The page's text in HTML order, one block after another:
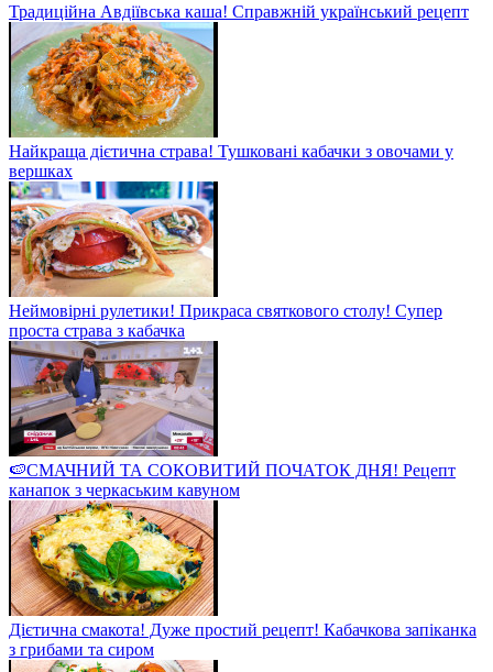
Традиційна Авдіївська каша! Справжній український рецепт
Найкраща дієтична страва! Тушковані кабачки з овочами у
вершках
Неймовірні рулетики! Прикраса святкового столу! Супер
проста страва з кабачка
🍉СМАЧНИЙ ТА СОКОВИТИЙ ПОЧАТОК ДНЯ! Рецепт
канапок з черкаським кавуном
Дієтична смакота! Дуже простий рецепт! Кабачкова запіканка
з грибами та сиром